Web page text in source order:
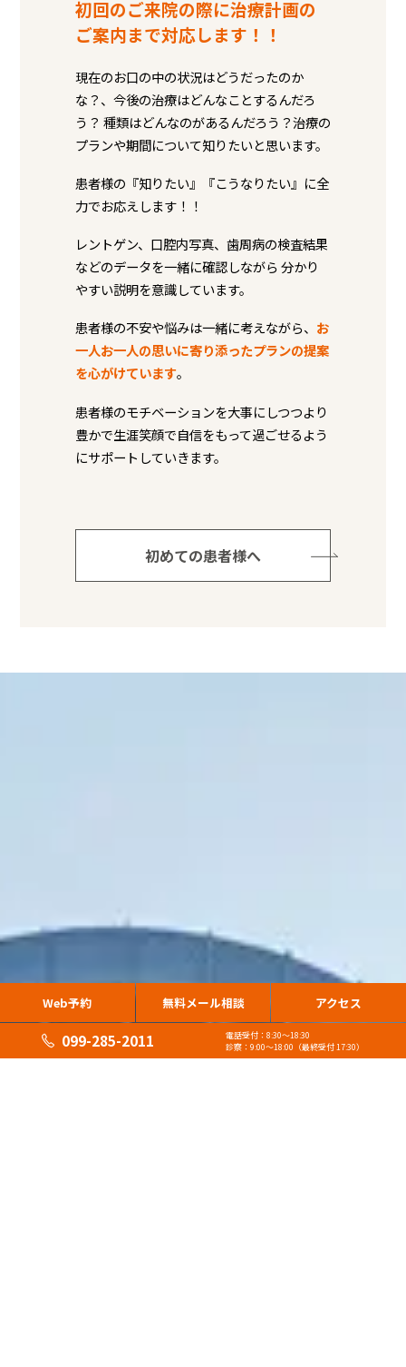
Web予約 無料メール相談 アクセス
099-285-2011
電話受付：8:30〜18:30
診察：9:00〜18:00（最終受付 17:30）
初回のご来院の際に治療計画の
ご案内まで対応します！！
現在のお口の中の状況はどうだったのか
な？、今後の治療はどんなことするんだろ
う？ 種類はどんなのがあるんだろう？治療の
プランや期間について知りたいと思います。
患者様の『知りたい』『こうなりたい』に全
力でお応えします！！
レントゲン、口腔内写真、歯周病の検査結果
などのデータを一緒に確認しながら 分かり
やすい説明を意識しています。
患者様の不安や悩みは一緒に考えながら、 お
一人お一人の思いに寄り添ったプランの提案
を心がけています。
患者様のモチベーションを大事にしつつより
豊かで生涯笑顔で自信をもって過ごせるよう
にサポートしていきます。
初めての患者様へ